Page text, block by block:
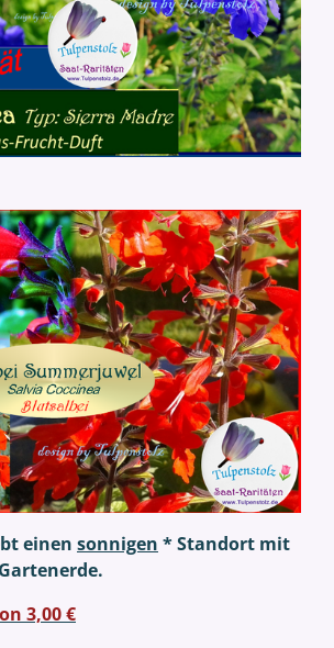
einen sonnigen * Standort mit
3,00 €